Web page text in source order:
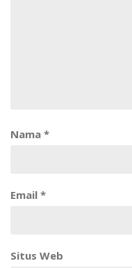
Nama *
Email *
Situs Web